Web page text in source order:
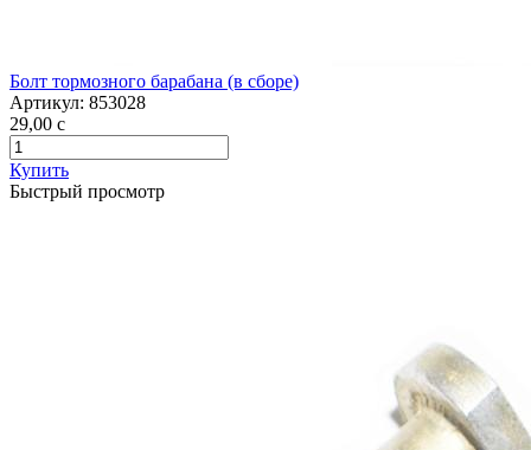
Болт тормозного барабана (в сборе)
Артикул: 853028
29,00 c
Купить
Быстрый просмотр